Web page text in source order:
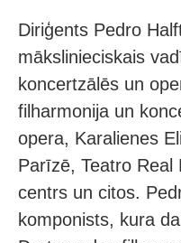
Diriģents Pedro
mākslinieciskais
koncertzālēs un
filharmonija un
opera, Karalienes
Parīzē, Teatro Real
centrs un citos.
komponists, kura